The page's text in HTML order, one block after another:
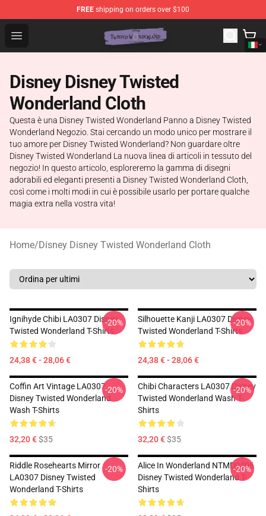
FREE shipping on orders over $100
Open menu
Twisted Wonderland Store - Official Twisted
Disney Disney Twisted
Wonderland Cloth
Questa è una Disney Twisted Wonderland Panno a Disney Twisted
Wonderland Negozio. Stai cercando un modo unico per mostrare il
tuo amore per Disney Twisted Wonderland? Non guardare oltre
Disney Twisted Wonderland La nuova linea di articoli in tessuto del
negozio! In questo articolo, esploreremo la gamma di disegni
adorabili ed eleganti presenti a Disney Twisted Wonderland Cloth,
così come i molti modi in cui è possibile usarlo per portare qualche
magia extra nella vostra vita!
Home/Disney Disney Twisted Wonderland Cloth
Ignihyde Chibi LA0307 Disney
Twisted Wonderland T-Shirts
24,38 € - 28,06 €
-20%
Silhouette Kanji LA0307 Disney
Twisted Wonderland T-Shirts
24,38 € - 28,06 €
-20%
Coffin Art Vintage LA0307
Disney Twisted Wonderland
Wash T-Shirts
32,20 €$35
-20%
Chibi Characters LA0307 Disney
Twisted Wonderland Wash T-
Shirts
32,20 €$35
-20%
Riddle Rosehearts Mirror
LA0307 Disney Twisted
Wonderland T-Shirts
-20%
Alice In Wonderland NTMD0406
Disney Twisted Wonderland T-
Shirts
-20%